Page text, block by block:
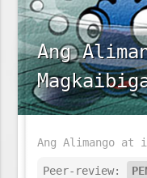
Ang
Peer-review: